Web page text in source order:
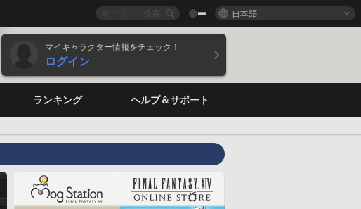
日本語
マイキャラクター情報をチェック！
ログイン
ランキング ヘルプ＆サポート